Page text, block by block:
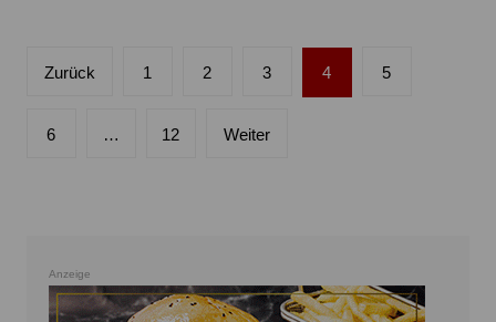
Seitennummerierung
Beiträge
Zurück 1 2 3 4 5
6 … 12 Weiter
Anzeige